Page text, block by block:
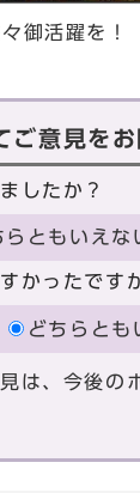
御活躍を！
ご意見を
したか？
らともいえな
かったです
どちらとも
は、今後の